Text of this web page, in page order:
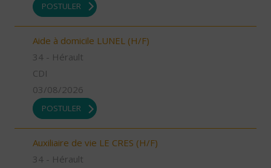
POSTULER
Aide à domicile LUNEL (H/F)
34 - Hérault
CDI
03/08/2026
POSTULER
Auxiliaire de vie LE CRES (H/F)
34 - Hérault